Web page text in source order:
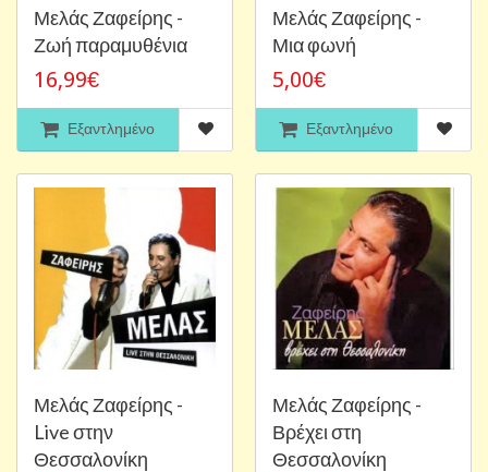
Μελάς Ζαφείρης -
Ζωή παραμυθένια
16,99€
Εξαντλημένο
Μελάς Ζαφείρης -
Μια φωνή
5,00€
Εξαντλημένο
Μελάς Ζαφείρης -
Live στην
Θεσσαλονίκη
Μελάς Ζαφείρης -
Βρέχει στη
Θεσσαλονίκη